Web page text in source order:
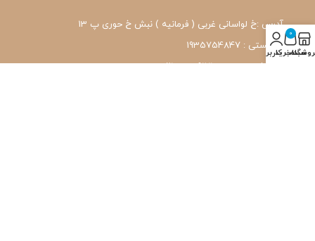
آدرس :خ لواسانی غربی ( فرمانیه ) نبش خ حوری پ 13
کد پستی : 1935754847
شماره تماس: 22239171-۰۲۱
0
سبد خرید
حساب کاربری من